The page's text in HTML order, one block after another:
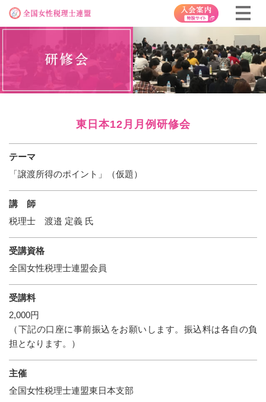
東日本12月月例研修会
テーマ
「譲渡所得のポイント」（仮題）
講 師
税理士 渡邉 定義 氏
受講資格
全国女性税理士連盟会員
受講料
2,000円
（下記の口座に事前振込をお願いします。 振込料は各自の負
担となります。）
主催
全国女性税理士連盟東日本支部